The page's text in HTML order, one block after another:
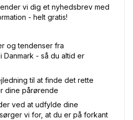
vi dig et nyhedsbrev med
- helt gratis!
og tendenser fra
- så du altid er
til at finde det rette
dine pårørende
ved at udfylde dine
vi for, at du er på forkant